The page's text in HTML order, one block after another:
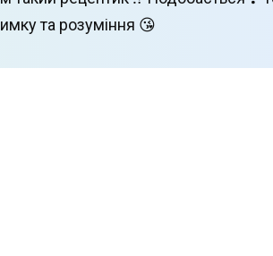
та розуміння 😘